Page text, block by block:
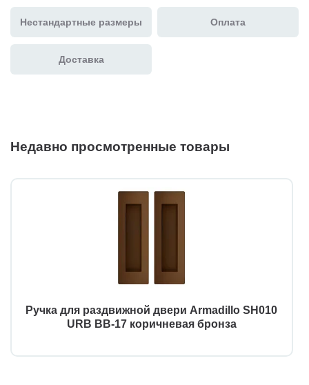
Нестандартные размеры Оплата
Доставка
Недавно просмотренные товары
Ручка для раздвижной двери Armadillo SH010
URB BB-17 коричневая бронза